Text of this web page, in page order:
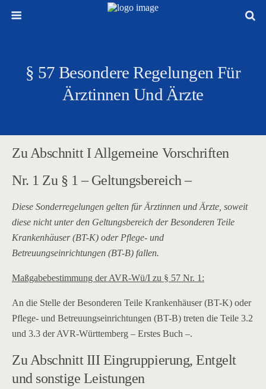
§ 57 Besondere Regelungen Für
Ärztinnen Und Ärzte
Zu Abschnitt I Allgemeine Vorschriften
Nr. 1 Zu § 1 – Geltungsbereich –
Diese Sonderregelungen gelten für Ärztinnen und Ärzte, soweit
diese nicht unter den Geltungsbereich der Besonderen Teile
Krankenhäuser (BT-K) oder Pflege- und
Betreuungseinrichtungen (BT-B) fallen.
Maßgabebestimmung der AVR-Wü/I zu § 57 Nr. 1:
An die Stelle der Besonderen Teile Krankenhäuser (BT-K) oder
Pflege- und Betreuungseinrichtungen (BT-B) treten die Teile 3.2
und 3.3 der AVR-Württemberg – Erstes Buch –.
Zu Abschnitt III Eingruppierung, Entgelt
und sonstige Leistungen